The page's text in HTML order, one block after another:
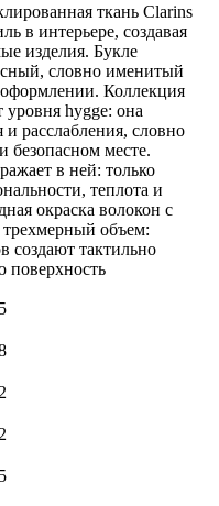
ткань Clarins
в интерьере, создавая
изделия. Букле
словно именитый
оформлении. Коллекция
hygge: она
и расслабления, словно
безопасном месте.
в ней: только
теплота и
окраска волокон с
объем:
создают тактильно
поверхность